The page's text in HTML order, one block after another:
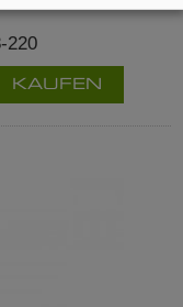
220
KAUFEN